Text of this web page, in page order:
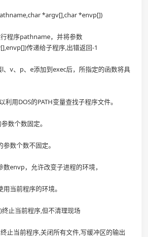
*argv[],char *envp[])
程序pathname，并将参数
传递给子程序,出错返回-1
、v、p、e添加到exec后，所指定的函数将具
利用DOS的PATH变量查找子程序文件。
数个数固定。
数个数不固定。
envp，允许改变子进程的环境，
当前程序的环境。
止当前程序,但不清理现场
止当前程序,关闭所有文件,写缓冲区的输出